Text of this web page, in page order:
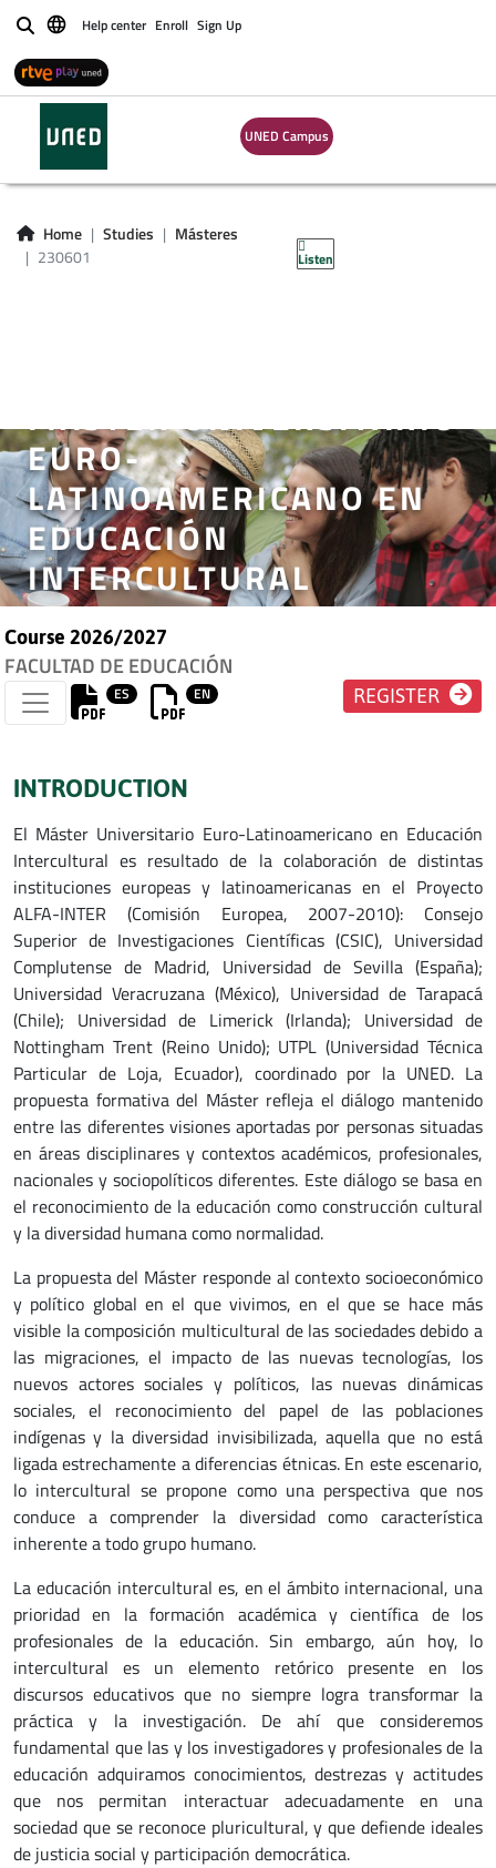
BuscarHelp center Enroll Sign Up
UNED Campus
Home Studies
Másteres
230601
Listen
MÁSTER UNIVERSITARIO
EURO-
LATINOAMERICANO EN
EDUCACIÓN
INTERCULTURAL
Course 2026/2027
FACULTAD DE EDUCACIÓN
ES EN REGISTER
INTRODUCTION
El Máster Universitario Euro-Latinoamericano en Educación
Intercultural es resultado de la colaboración de distintas
instituciones europeas y latinoamericanas en el Proyecto
ALFA-INTER (Comisión Europea, 2007-2010): Consejo
Superior de Investigaciones Científicas (CSIC), Universidad
Complutense de Madrid, Universidad de Sevilla (España);
Universidad Veracruzana (México), Universidad de Tarapacá
(Chile); Universidad de Limerick (Irlanda); Universidad de
Nottingham Trent (Reino Unido); UTPL (Universidad Técnica
Particular de Loja, Ecuador), coordinado por la UNED. La
propuesta formativa del Máster refleja el diálogo mantenido
entre las diferentes visiones aportadas por personas situadas
en áreas disciplinares y contextos académicos, profesionales,
nacionales y sociopolíticos diferentes. Este diálogo se basa en
el reconocimiento de la educación como construcción cultural
y la diversidad humana como normalidad.
La propuesta del Máster responde al contexto socioeconómico
y político global en el que vivimos, en el que se hace más
visible la composición multicultural de las sociedades debido a
las migraciones, el impacto de las nuevas tecnologías, los
nuevos actores sociales y políticos, las nuevas dinámicas
sociales, el reconocimiento del papel de las poblaciones
indígenas y la diversidad invisibilizada, aquella que no está
ligada estrechamente a diferencias étnicas. En este escenario,
lo intercultural se propone como una perspectiva que nos
conduce a comprender la diversidad como característica
inherente a todo grupo humano.
La educación intercultural es, en el ámbito internacional, una
prioridad en la formación académica y científica de los
profesionales de la educación. Sin embargo, aún hoy, lo
intercultural es un elemento retórico presente en los
discursos educativos que no siempre logra transformar la
práctica y la investigación. De ahí que consideremos
fundamental que las y los investigadores y profesionales de la
educación adquiramos conocimientos, destrezas y actitudes
que nos permitan interactuar adecuadamente en una
sociedad que se reconoce pluricultural, y que defiende ideales
de justicia social y participación democrática.